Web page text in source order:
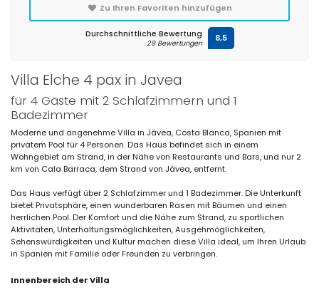
Villa Elche 4 pax in Javea
für 4 Gäste mit 2 Schlafzimmern und 1
Badezimmer
Moderne und angenehme Villa in Jávea, Costa Blanca, Spanien mit
privatem Pool für 4 Personen. Das Haus befindet sich in einem
Wohngebiet am Strand, in der Nähe von Restaurants und Bars, und nur 2
km von Cala Barraca, dem Strand von Jávea, entfernt.
Das Haus verfügt über 2 Schlafzimmer und 1 Badezimmer. Die Unterkunft
bietet Privatsphäre, einen wunderbaren Rasen mit Bäumen und einen
herrlichen Pool. Der Komfort und die Nähe zum Strand, zu sportlichen
Aktivitäten, Unterhaltungsmöglichkeiten, Ausgehmöglichkeiten,
Sehenswürdigkeiten und Kultur machen diese Villa ideal, um Ihren Urlaub
in Spanien mit Familie oder Freunden zu verbringen.
Innenbereich der Villa
Zu Ihren Favoriten hinzufügen
Durchschnittliche Bewertung
29 Bewertungen 8,5